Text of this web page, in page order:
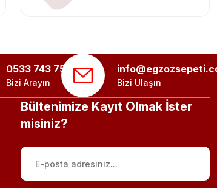
0533 743 75 56
Bizi Arayın Bizi Ulaşın
Bültenimize Kayıt Olmak İster
misiniz?